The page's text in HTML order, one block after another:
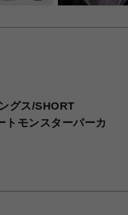
グス/SHORT
トモンスターパーカ